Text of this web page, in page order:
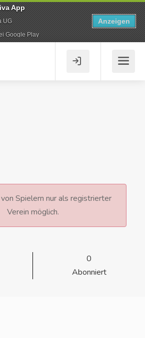
Spielern nur als registrierter
Verein möglich.
0
Abonniert
App
UG
Google Play
Anzeigen